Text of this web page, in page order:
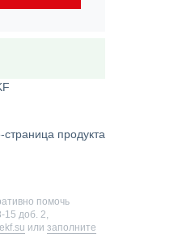
продукта
помочь
15 доб. 2,
или заполните